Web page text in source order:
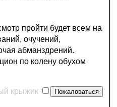
пройти будет всем на
очучений,
абманздрений.
по колену обухом
крыжик